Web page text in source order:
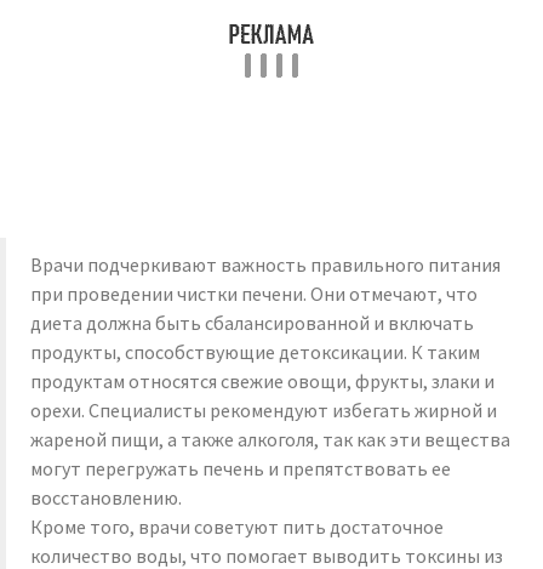
Врачи подчеркивают важность правильного питания
при проведении чистки печени. Они отмечают, что
диета должна быть сбалансированной и включать
продукты, способствующие детоксикации. К таким
продуктам относятся свежие овощи, фрукты, злаки и
орехи. Специалисты рекомендуют избегать жирной и
жареной пищи, а также алкоголя, так как эти вещества
могут перегружать печень и препятствовать ее
восстановлению.
Кроме того, врачи советуют пить достаточное
количество воды, что помогает выводить токсины из